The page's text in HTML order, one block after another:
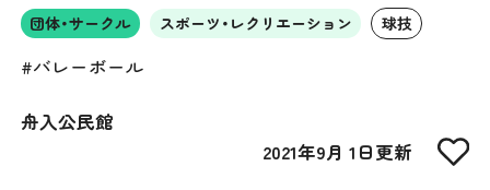
団体・サークル スポーツ・レクリエーション 球技
#バレーボール
舟入公民館
2021年9月 1日更新